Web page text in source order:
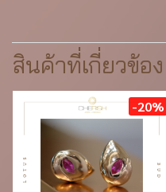
สินค้าที่เกี่ยวข้อง
-20%